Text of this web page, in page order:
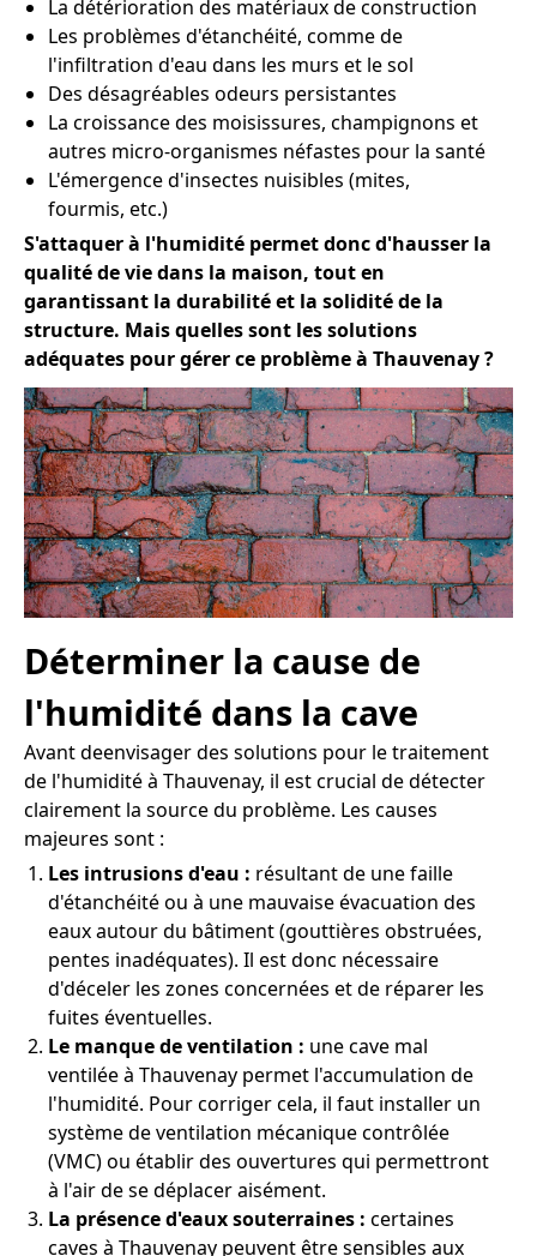
La détérioration des matériaux de construction
Les problèmes d'étanchéité, comme de
l'infiltration d'eau dans les murs et le sol
Des désagréables odeurs persistantes
La croissance des moisissures, champignons et
autres micro-organismes néfastes pour la santé
L'émergence d'insectes nuisibles (mites,
fourmis, etc.)
S'attaquer à l'humidité permet donc d'hausser la
qualité de vie dans la maison, tout en
garantissant la durabilité et la solidité de la
structure. Mais quelles sont les solutions
adéquates pour gérer ce problème à Thauvenay ?
Déterminer la cause de
l'humidité dans la cave
Avant deenvisager des solutions pour le traitement
de l'humidité à Thauvenay, il est crucial de détecter
clairement la source du problème. Les causes
majeures sont :
Les intrusions d'eau : résultant de une faille
d'étanchéité ou à une mauvaise évacuation des
eaux autour du bâtiment (gouttières obstruées,
pentes inadéquates). Il est donc nécessaire
d'déceler les zones concernées et de réparer les
fuites éventuelles.
Le manque de ventilation : une cave mal
ventilée à Thauvenay permet l'accumulation de
l'humidité. Pour corriger cela, il faut installer un
système de ventilation mécanique contrôlée
(VMC) ou établir des ouvertures qui permettront
à l'air de se déplacer aisément.
La présence d'eaux souterraines : certaines
caves à Thauvenay peuvent être sensibles aux